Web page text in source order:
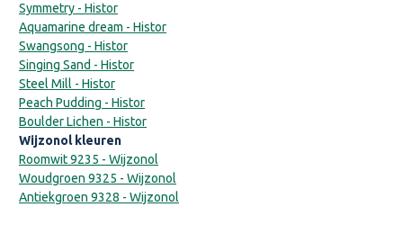
Symmetry - Histor
Aquamarine dream - Histor
Swangsong - Histor
Singing Sand - Histor
Steel Mill - Histor
Peach Pudding - Histor
Boulder Lichen - Histor
Wijzonol kleuren
Roomwit 9235 - Wijzonol
Woudgroen 9325 - Wijzonol
Antiekgroen 9328 - Wijzonol